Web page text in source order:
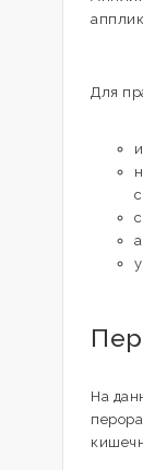
Для
На